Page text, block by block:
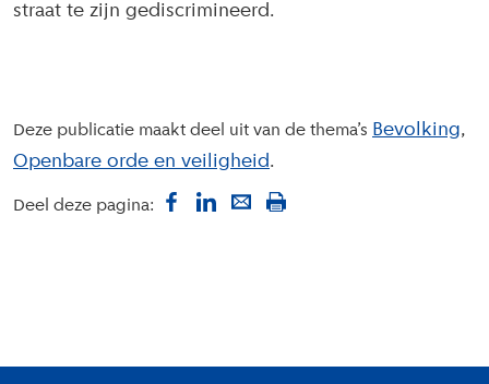
straat te zijn gediscrimineerd.
Deze publicatie maakt deel uit van de thema’s Bevolking
Openbare orde en veiligheid
Deel deze pagina: